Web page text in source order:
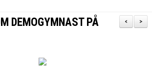
>
<
DEMOGYMNAST PÅ